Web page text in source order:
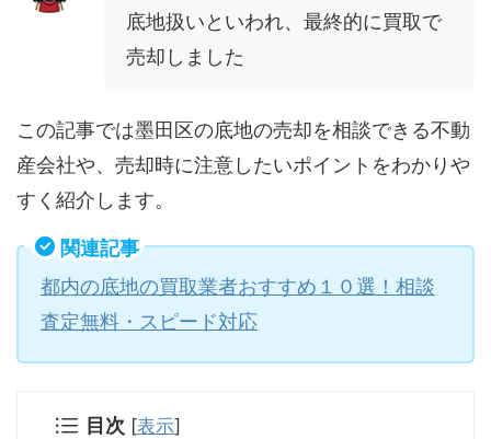
底地扱いといわれ、最終的に買取で
売却しました
この記事では墨田区の底地の売却を相談できる不動
産会社や、売却時に注意したいポイントをわかりや
すく紹介します。
関連記事
都内の底地の買取業者おすすめ１０選！相談
査定無料・スピード対応
目次 [表示]